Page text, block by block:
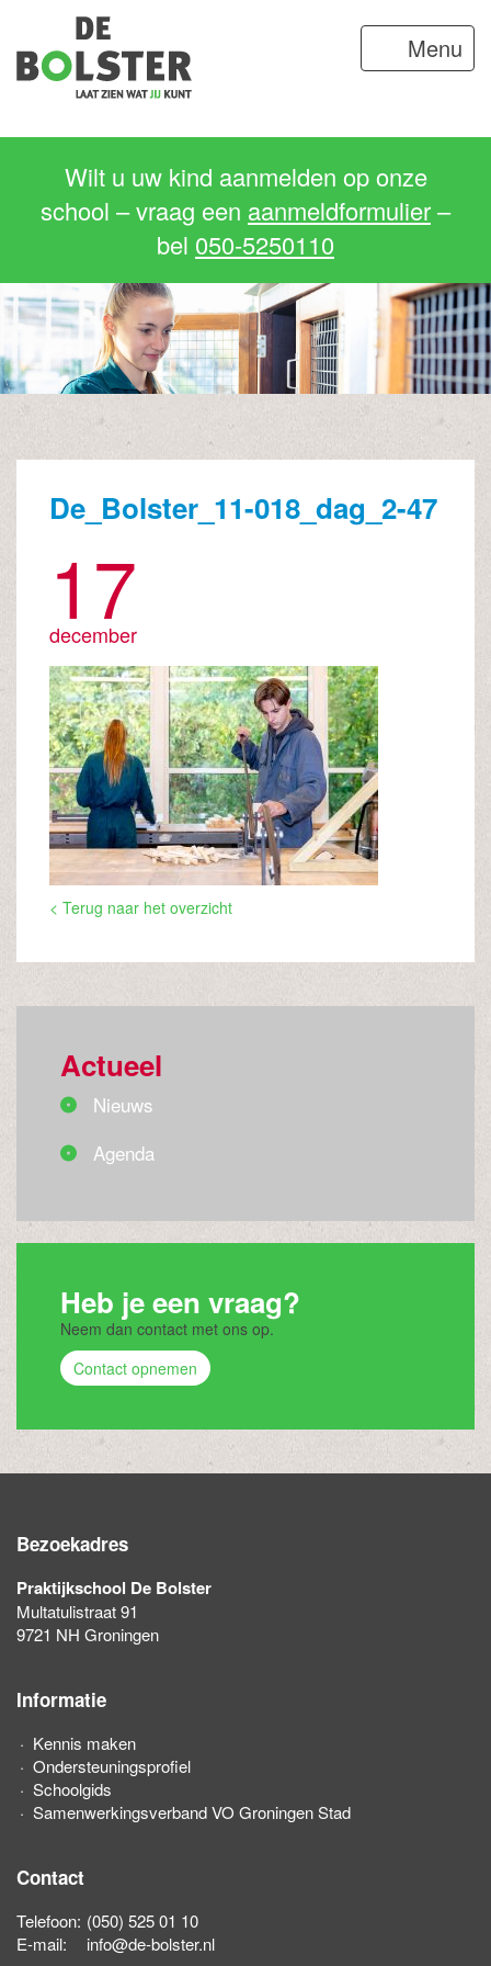
Menu
Wilt u uw kind aanmelden op onze
school – vraag een aanmeldformulier–
bel 050-5250110
De_Bolster_11-018_dag_2-47
17
december
< Terug naar het overzicht
Actueel
Nieuws
Agenda
Heb je een vraag?
Neem dan contact met ons op.
Contact opnemen
Bezoekadres
Praktijkschool De Bolster
Multatulistraat 91
9721 NH Groningen
Informatie
Kennis maken
Ondersteuningsprofiel
Schoolgids
Samenwerkingsverband VO Groningen Stad
Contact
Telefoon: (050) 525 01 10
E-mail:
info@de-bolster.nl